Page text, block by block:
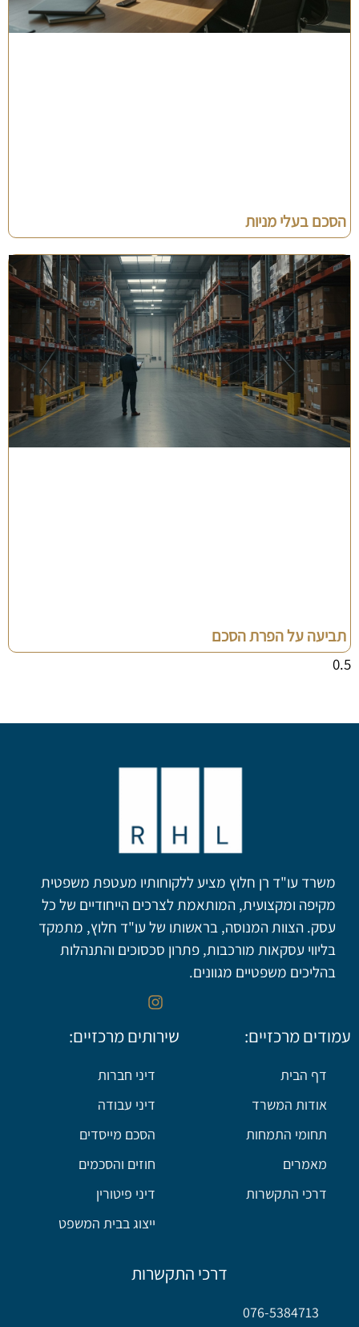
הסכם בעלי מניות
תביעה על הפרת הסכם
משרד עו"ד רן חלוץ מציע ללקוחותיו מעטפת משפטית
מקיפה ומקצועית, המותאמת לצרכים הייחודיים של כל
עסק. הצוות המנוסה, בראשותו של עו"ד חלוץ, מתמקד
בליווי עסקאות מורכבות, פתרון סכסוכים והתנהלות
בהליכים משפטיים מגוונים.
עמודים מרכזיים:
דף הבית
אודות המשרד
תחומי התמחות
מאמרים
דרכי התקשרות
שירותים מרכזיים:
דיני חברות
דיני עבודה
הסכם מייסדים
חוזים והסכמים
דיני פיטורין
ייצוג בבית המשפט
דרכי התקשרות
076-5384713